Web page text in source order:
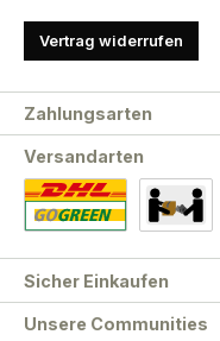
Vertrag widerrufen
Unsere Communities
Zahlungsarten
Versandarten
Sicher Einkaufen